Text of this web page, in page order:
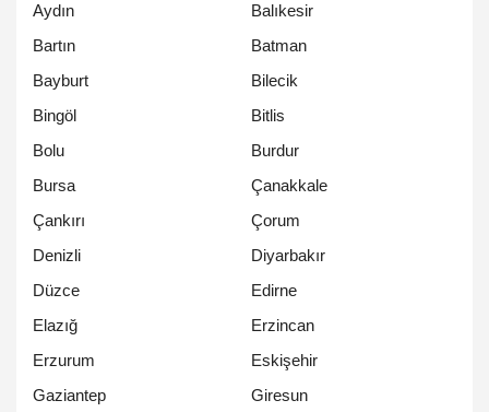
Aydın
Balıkesir
Bartın
Batman
Bayburt
Bilecik
Bingöl
Bitlis
Bolu
Burdur
Bursa
Çanakkale
Çankırı
Çorum
Denizli
Diyarbakır
Düzce
Edirne
Elazığ
Erzincan
Erzurum
Eskişehir
Gaziantep
Giresun